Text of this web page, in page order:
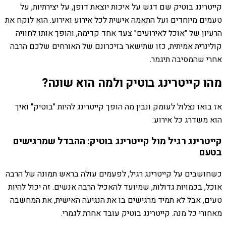
קייטרינג בוטיק שם דגש על איכות יוצאת דופן, על יצירתיות, על
טעמים מיוחדים ועל התאמה אישית לכל אירוע ואירוע. הוא לוקח את
הרעיון של "אוכל לאירועים" צעד אחד קדימה, והופך אותו לחוויה
קולינרית אמיתית, כזו שתישאר בזיכרונם של האורחים שלכם הרבה
אחרי שהמסיבה תיגמר.
מהו קייטרינג בוטיק ולמה הוא שונה?
אז בואו נצלול לעומק ונבין מה הופך קייטרינג להיות "בוטיק" ואיך
הוא משדרג כל אירוע:
קייטרינג רגיל מול קייטרינג בוטיק: ההבדל שמרגישים
בטעם
כשחושבים על קייטרינג רגיל, לפעמים עולה בראש תמונה של הרבה
אוכל, בכמויות גדולות, שמיועד להאכיל הרבה אנשים. זה יכול להיות
טעים, אבל לא תמיד מרגישים בו את הנגיעה האישית, את המחשבה
מאחורי כל מנה. קייטרינג בוטיק עובד אחרת לגמרי.